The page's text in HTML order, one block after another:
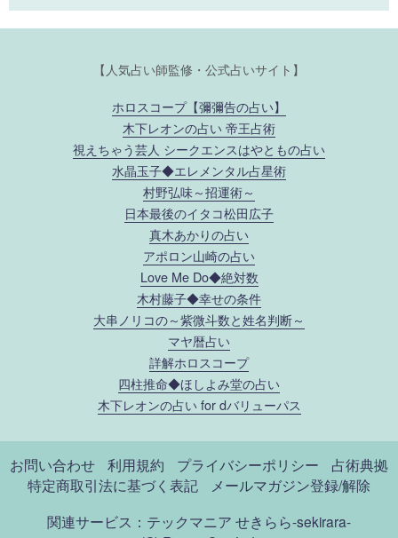
【人気占い師監修・公式占いサイト】
ホロスコープ【彌彌告の占い】
木下レオンの占い 帝王占術
視えちゃう芸人 シークエンスはやともの占い
水晶玉子◆エレメンタル占星術
村野弘味～招運術～
日本最後のイタコ松田広子
真木あかりの占い
アポロン山崎の占い
Love Me Do◆絶対数
木村藤子◆幸せの条件
大串ノリコの～紫微斗数と姓名判断～
マヤ暦占い
詳解ホロスコープ
四柱推命◆ほしよみ堂の占い
木下レオンの占い for dバリューパス
お問い合わせ 利用規約 プライバシーポリシー
占術典拠
特定商取引法に基づく表記
メールマガジン登録/解除
関連サービス：テックマニア せきらら-sekirara-